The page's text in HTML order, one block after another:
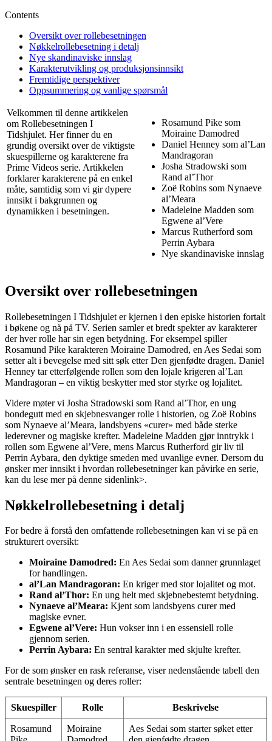
Contents
Oversikt over rollebesetningen
Nøkkelrollebesetning i detalj
Nye skandinaviske innslag
Karakterutvikling og produksjonsinnsikt
Fremtidige perspektiver
Oppsummering og vanlige spørsmål
Velkommen til denne artikkelen
om Rollebesetningen I
Tidshjulet. Her finner du en
grundig oversikt over de viktigste
skuespillerne og karakterene fra
Prime Videos serie. Artikkelen
forklarer karakterene på en enkel
måte, samtidig som vi gir dypere
innsikt i bakgrunnen og
dynamikken i besetningen.
Rosamund Pike som
Moiraine Damodred
Daniel Henney som al’Lan
Mandragoran
Josha Stradowski som
Rand al’Thor
Zoë Robins som Nynaeve
al’Meara
Madeleine Madden som
Egwene al’Vere
Marcus Rutherford som
Perrin Aybara
Nye skandinaviske innslag
Oversikt over rollebesetningen
Rollebesetningen I Tidshjulet er kjernen i den episke historien fortalt
i bøkene og nå på TV. Serien samler et bredt spekter av karakterer
der hver rolle har sin egen betydning. For eksempel spiller
Rosamund Pike karakteren Moiraine Damodred, en Aes Sedai som
setter alt i bevegelse med sitt søk etter Den gjenfødte dragen. Daniel
Henney tar etterfølgende rollen som den lojale krigeren al’Lan
Mandragoran – en viktig beskytter med stor styrke og lojalitet.
Videre møter vi Josha Stradowski som Rand al’Thor, en ung
bondegutt med en skjebnesvanger rolle i historien, og Zoë Robins
som Nynaeve al’Meara, landsbyens «curer» med både sterke
lederevner og magiske krefter. Madeleine Madden gjør inntrykk i
rollen som Egwene al’Vere, mens Marcus Rutherford gir liv til
Perrin Aybara, den dyktige smeden med uvanlige evner. Dersom du
ønsker mer innsikt i hvordan rollebesetninger kan påvirke en serie,
kan du lese mer på denne sidenlink>.
Nøkkelrollebesetning i detalj
For bedre å forstå den omfattende rollebesetningen kan vi se på en
strukturert oversikt:
Moiraine Damodred: En Aes Sedai som danner grunnlaget
for handlingen.
al’Lan Mandragoran: En kriger med stor lojalitet og mot.
Rand al’Thor: En ung helt med skjebnebestemt betydning.
Nynaeve al’Meara: Kjent som landsbyens curer med
magiske evner.
Egwene al’Vere: Hun vokser inn i en essensiell rolle
gjennom serien.
Perrin Aybara: En sentral karakter med skjulte krefter.
For de som ønsker en rask referanse, viser nedenstående tabell den
sentrale besetningen og deres roller:
Skuespiller Rolle Beskrivelse
Rosamund
Moiraine
Aes Sedai som starter søket etter